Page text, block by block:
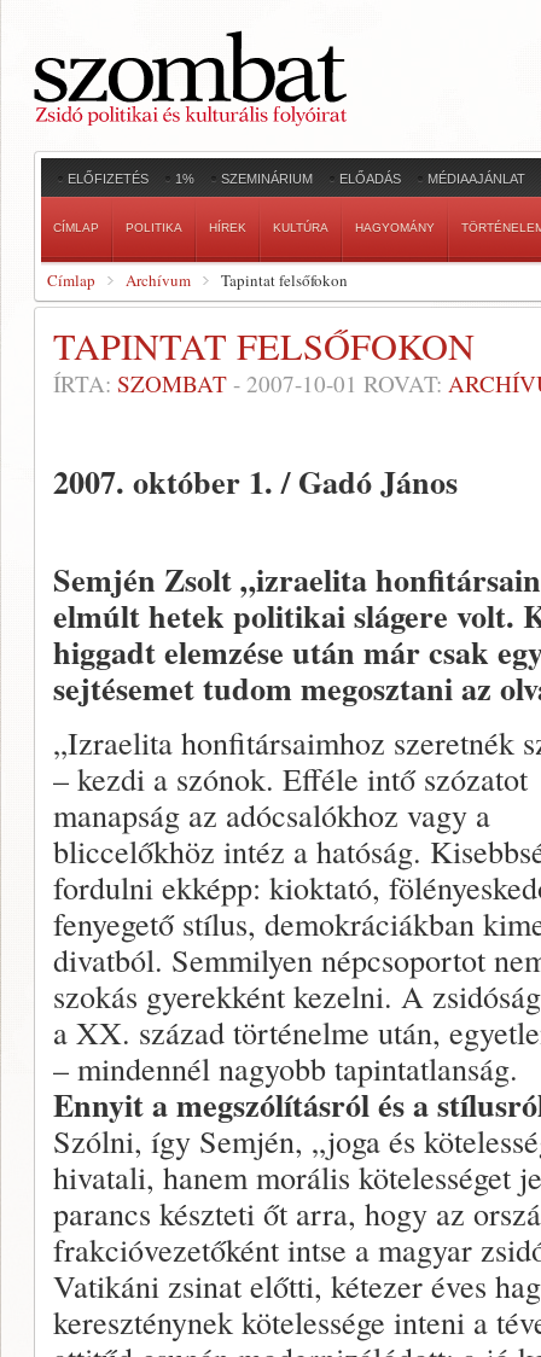
ELŐFIZETÉS 1% SZEMINÁRIUM ELŐADÁS MÉDIAAJÁNLAT
CÍMLAP POLITIKA HÍREK KULTÚRA HAGYOMÁNY
Címlap Archívum Tapintat felsőfokon
TAPINTAT FELSŐFOKON
ÍRTA: SZOMBAT - 2007-10-01 ROVAT:
2007. október 1. / Gadó János
Semjén Zsolt „izraelita
elmúlt hetek politikai slágere volt.
higgadt elemzése után már csak
sejtésemet tudom megosztani az
„Izraelita honfitársaimhoz szeretnék
– kezdi a szónok. Efféle intő szózatot
manapság az adócsalókhoz vagy a
bliccelőkhöz intéz a hatóság.
fordulni ekképp: kioktató,
fenyegető stílus, demokráciákban
divatból. Semmilyen népcsoportot
szokás gyerekként kezelni. A
a XX. század történelme után,
– mindennél nagyobb tapintatlanság.
Ennyit a megszólításról és a
Szólni, így Semjén, „joga és
hivatali, hanem morális kötelességet
parancs készteti őt arra, hogy az
frakcióvezetőként intse a magyar
Vatikáni zsinat előtti, kétezer éves
kereszténynek kötelessége inteni a